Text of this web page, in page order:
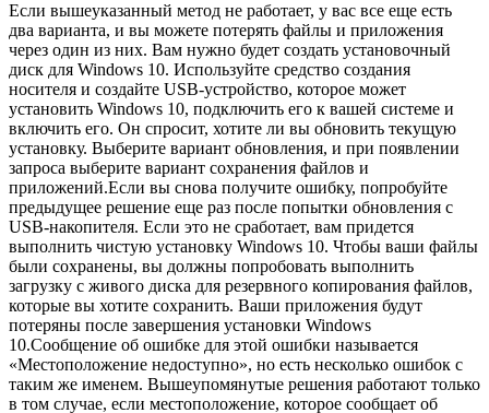
Если вышеуказанный метод не работает, у вас все еще есть
два варианта, и вы можете потерять файлы и приложения
через один из них. Вам нужно будет создать установочный
диск для Windows 10. Используйте средство создания
носителя и создайте USB-устройство, которое может
установить Windows 10, подключить его к вашей системе и
включить его. Он спросит, хотите ли вы обновить текущую
установку. Выберите вариант обновления, и при появлении
запроса выберите вариант сохранения файлов и
приложений.Если вы снова получите ошибку, попробуйте
предыдущее решение еще раз после попытки обновления с
USB-накопителя. Если это не сработает, вам придется
выполнить чистую установку Windows 10. Чтобы ваши файлы
были сохранены, вы должны попробовать выполнить
загрузку с живого диска для резервного копирования файлов,
которые вы хотите сохранить. Ваши приложения будут
потеряны после завершения установки Windows
10.Сообщение об ошибке для этой ошибки называется
«Местоположение недоступно», но есть несколько ошибок с
таким же именем. Вышеупомянутые решения работают только
в том случае, если местоположение, которое сообщает об